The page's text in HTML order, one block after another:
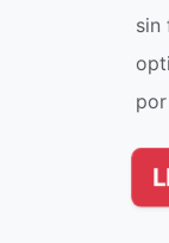
sin